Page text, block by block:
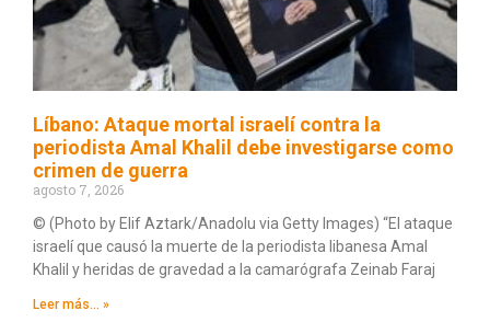
Líbano: Ataque mortal israelí contra la
periodista Amal Khalil debe investigarse como
crimen de guerra
agosto 7, 2026
© (Photo by Elif Aztark/Anadolu via Getty Images) “El ataque
israelí que causó la muerte de la periodista libanesa Amal
Khalil y heridas de gravedad a la camarógrafa Zeinab Faraj
Leer más... »